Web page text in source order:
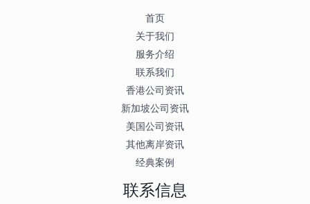
首页
关于我们
服务介绍
联系我们
香港公司资讯
新加坡公司资讯
美国公司资讯
其他离岸资讯
经典案例
联系信息